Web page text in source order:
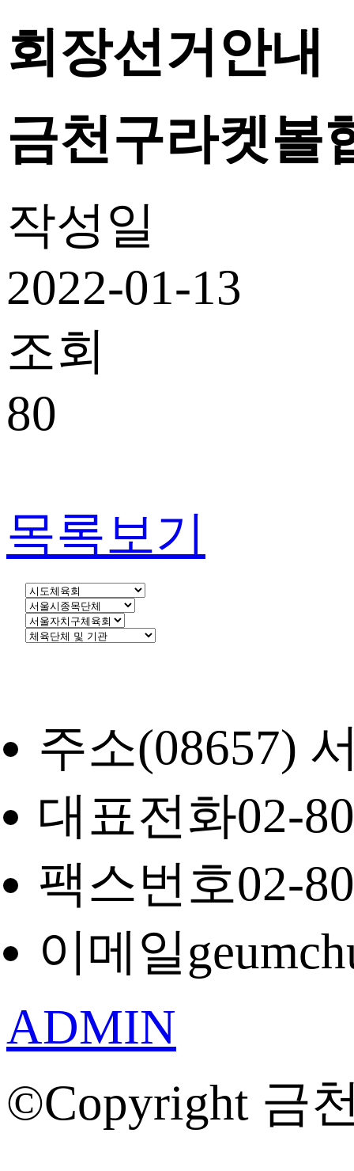
회장선거안내
금천구라켓볼
작성일
2022-01-13
조회
80
목록보기
주소(08657)
대표전화02-
팩스번호02-
이메일
ADMIN
©Copyright 금